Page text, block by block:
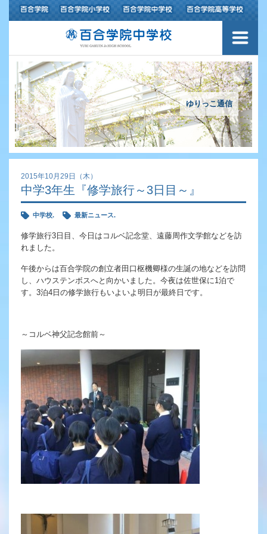
ゆりっこ通信
2015年10月29日（木）
中学3年生『修学旅行～3日目～』
中学校. 最新ニュース.
修学旅行3日目、今日はコルベ記念堂、遠藤周作文学館などを訪
れました。
午後からは百合学院の創立者田口枢機卿様の生誕の地などを訪問
し、ハウステンボスへと向かいました。今夜は佐世保に1泊で
す。3泊4日の修学旅行もいよいよ明日が最終日です。
～コルベ神父記念館前～
ご挨拶
学校紹介
アクセスマップ
沿革
中高一貫教育〜6年間の流れ〜
充実のフォローアップ体制
英語教育
施設紹介
ゆりっこおすすめの
学校スポット
行事スケジュール
制服紹介